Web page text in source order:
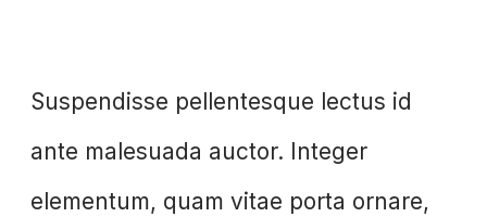
Suspendisse pellentesque lectus id
ante malesuada auctor. Integer
elementum, quam vitae porta ornare,